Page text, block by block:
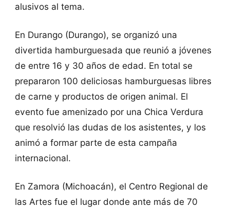
alusivos al tema.
En Durango (Durango), se organizó una
divertida hamburguesada que reunió a jóvenes
de entre 16 y 30 años de edad. En total se
prepararon 100 deliciosas hamburguesas libres
de carne y productos de origen animal. El
evento fue amenizado por una Chica Verdura
que resolvió las dudas de los asistentes, y los
animó a formar parte de esta campaña
internacional.
En Zamora (Michoacán), el Centro Regional de
las Artes fue el lugar donde ante más de 70